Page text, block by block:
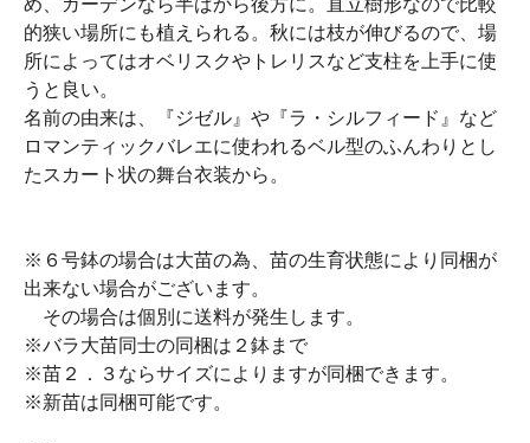
め、ガーデンなら半ばから後方に。直立樹形なので比較
的狭い場所にも植えられる。秋には枝が伸びるので、場
所によってはオベリスクやトレリスなど支柱を上手に使
うと良い。
名前の由来は、『ジゼル』や『ラ・シルフィード』など
ロマンティックバレエに使われるベル型のふんわりとし
たスカート状の舞台衣装から。
※６号鉢の場合は大苗の為、苗の生育状態により同梱が
出来ない場合がございます。
その場合は個別に送料が発生します。
※バラ大苗同士の同梱は２鉢まで
※苗２．３ならサイズによりますが同梱できます。
※新苗は同梱可能です。